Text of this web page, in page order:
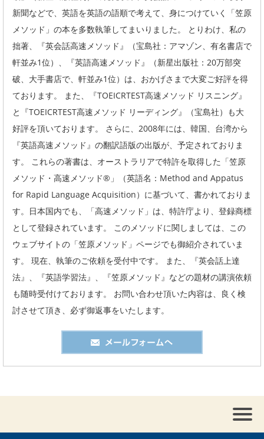
新聞などで、英語を英語の語順で考えて、身につけていく「笠原
メソッド」の本を多数執筆してまいりました。 とりわけ、私の
拙著、『英会話高速メソッド』（宝島社：アマゾン、有名書店で
軒並み1位）、『英語高速メソッド』（新星出版社：20万部突
破、大手書店で、軒並み1位）は、おかげさまで大変ご好評を得
ております。 また、『TOEICRTEST高速メソッド リスニング』
と『TOEICRTEST高速メソッド リーディング』（宝島社）も大
好評を頂いております。 さらに、2008年には、韓国、台湾から
『英語高速メソッド』の翻訳語版の出版が、予定されておりま
す。 これらの著書は、オーストラリアで特許を取得した「笠原
メソッド・高速メソッド®」（英語名：Method and Appatus
for Rapid Language Acquisition）に基づいて、書かれておりま
す。日本国内でも、「高速メソッド」は、特許庁より、登録商標
として登録されています。 このメソッドに関しましては、この
ウェブサイトの「笠原メソッド」ページでも御紹介されていま
す。 現在、執筆のご依頼を受付中です。 また、『英会話上達
法』、『英語学習法』、『笠原メソッド』などの題材の講演依頼
も随時受付けております。 お問い合わせ頂いた内容は、良く検
討させて頂き、必ず御返事をいたします。